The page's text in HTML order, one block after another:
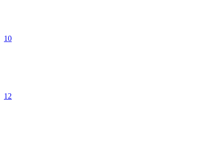
10
12